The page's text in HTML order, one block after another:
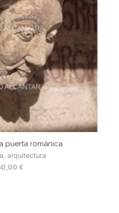
puerta románica
arquitectura
€